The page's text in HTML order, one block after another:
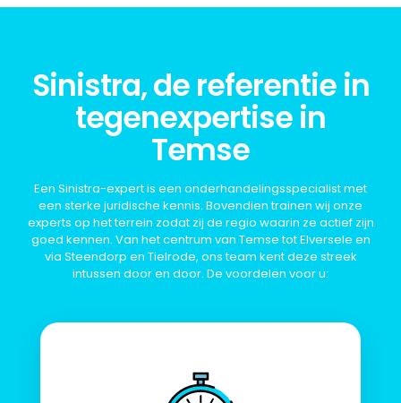
Sinistra, de referentie in
tegenexpertise in
Temse
Een Sinistra-expert is een onderhandelingsspecialist met
een sterke juridische kennis. Bovendien trainen wij onze
experts op het terrein zodat zij de regio waarin ze actief zijn
goed kennen. Van het centrum van Temse tot Elversele en
via Steendorp en Tielrode, ons team kent deze streek
intussen door en door. De voordelen voor u: